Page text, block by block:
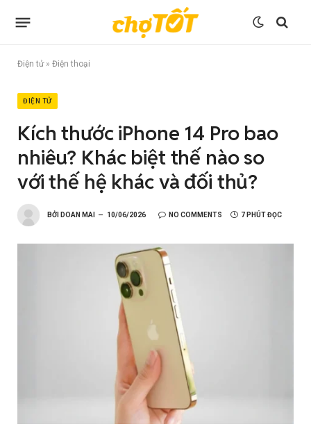
Điện tử» Điện thoại
ĐIỆN TỬ
Kích thước iPhone 14 Pro bao
nhiêu? Khác biệt thế nào so
với thế hệ khác và đối thủ?
BỞI DOAN MAI 10/06/2026 NO COMMENTS 7 PHÚT ĐỌC